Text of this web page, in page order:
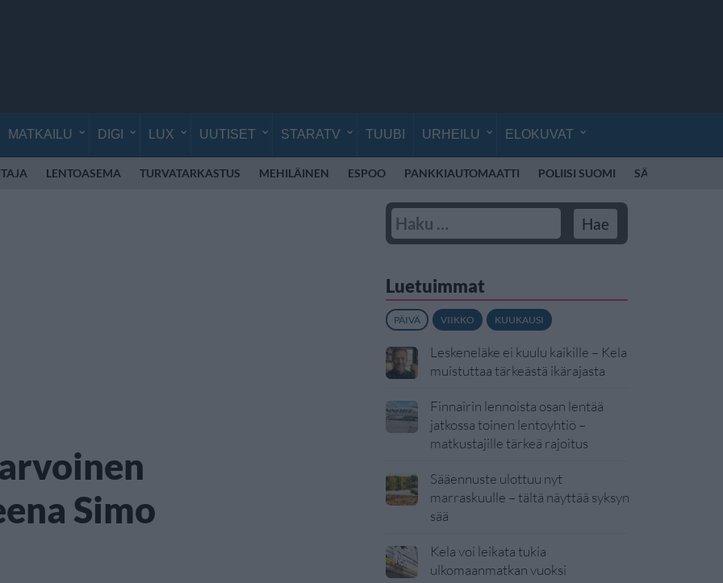
MATKAILU DIGI LUX UUTISET STARATV TUUBI URHEILU ELOKUVAT
LENTOASEMA TURVATARKASTUS MEHILÄINEN ESPOO PANKKIAUTOMAATTI POLIISI SUOMI
Simo
Luetuimmat
PÄIVÄ VIIKKO KUUKAUSI
Leskeneläke ei kuulu kaikille – Kela
muistuttaa tärkeästä ikärajasta
Finnairin lennoista osan lentää
jatkossa toinen lentoyhtiö –
matkustajille tärkeä rajoitus
Sääennuste ulottuu nyt
marraskuulle – tältä näyttää syksyn
sää
Kela voi leikata tukia
ulkomaanmatkan vuoksi